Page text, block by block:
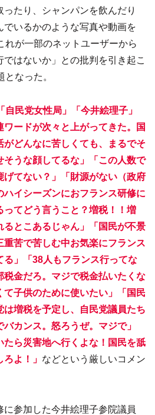
たり、シャンパンを飲んだり
でいるかのような写真や動画を
れが一部のネットユーザーから
ではないか」との批判を引き起こ
なった。
「自民党女性局」「今井絵理子」
ワードが次々と上がってきた。国
がどんなに苦しくても、まるでそ
そうな顔してるな」「この人数で
げてない？」「財源がない（政府
イシーズンにおフランス研修に
ってどう言うこと？増税！！増
るとこあるじゃん」「国民が不景
苦で苦しむ中お気楽にフランス
る」「38人もフランス行ってな
税金だろ。マジで税金払いたくな
て子供のために使いたい」「国民
増税を予定し、自民党議員たち
カンス。怒ろうぜ。マジで」
たら災害地へ行くよな！国民を舐
よ！」 などという厳しいコメン
参加した今井絵理子参院議員